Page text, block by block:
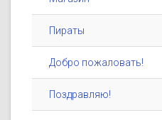
Пираты
Добро пожаловать!
Поздравляю!